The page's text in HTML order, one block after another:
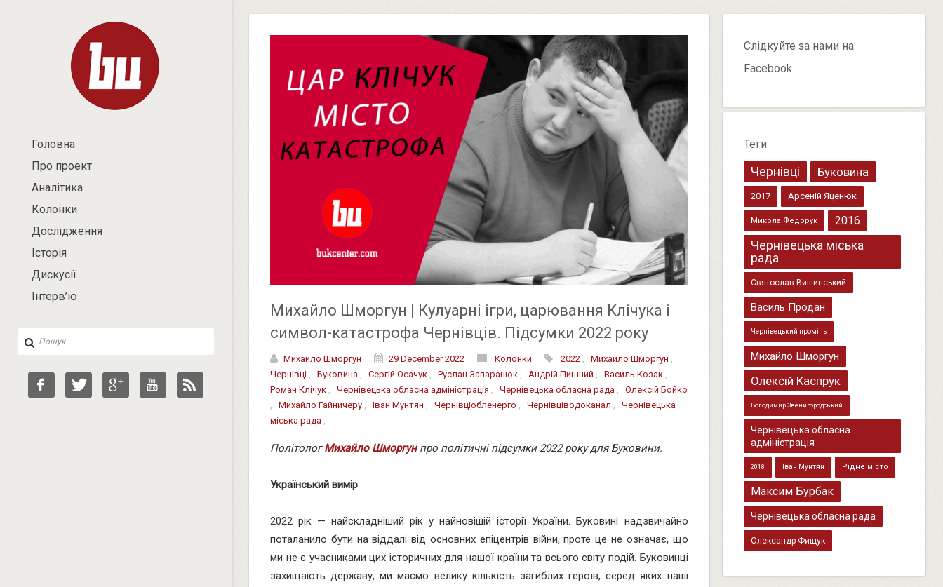
Головна
Про проект
Аналітика
Колонки
Дослідження
Історія
Дискусії
Інтерв’ю
Михайло Шморгун | Кулуарні ігри, царювання Клічука і
символ-катастрофа Чернівців. Підсумки 2022 року
Михайло Шморгун 29 December 2022 Колонки 2022 , Михайло Шморгун ,
Чернівці , Буковина , Сергій Осачук , Руслан Запаранюк , Андрій Пишний , Василь Козак ,
Роман Клічук , Чернівецька обласна адміністрація , Чернівецька обласна рада , Олексій Бойко
, Михайло Гайничеру , Іван Мунтян , Чернівціобленерго , Чернівціводоканал , Чернівецька
міська рада ,
ПолітологМихайло Шморгунпро політичні підсумки 2022 року для Буковини.
Український вимір
2022 рік — найскладніший рік у найновішій історії України. Буковині надзвичайно
поталанило бути на віддалі від основних епіцентрів війни, проте це не означає, що
ми не є учасниками цих історичних для нашої країни та всього світу подій. Буковинці
захищають державу, ми маємо велику кількість загиблих героїв, серед яких наші
Слідкуйте за нами на
Facebook
Теги
Чернівці Буковина
2017 Арсеній Яценюк
Микола Федорук 2016
Чернівецька міська
рада
Святослав Вишинський
Василь Продан
Чернівецький промінь
Михайло Шморгун
Олексій Каспрук
Володимир Звенигородський
Чернівецька обласна
адміністрація
2018 Іван Мунтян Рідне місто
Максим Бурбак
Чернівецька обласна рада
Олександр Фищук